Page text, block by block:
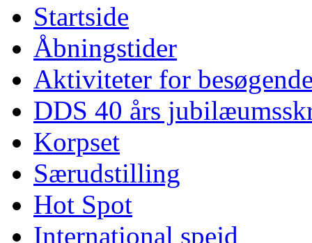
Startside
Åbningstider
Aktiviteter for
DDS 40 års
Korpset
Særudstilling
Hot Spot
International spejd